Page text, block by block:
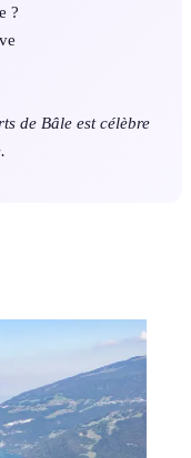
?
de Bâle est célèbre